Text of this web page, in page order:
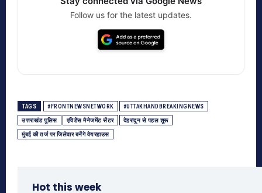
Follow us for the latest updates.
TAGS #FRONTNEWSNETWORK #UTTAKHANDBREAKINGNEWS
उत्तराखंड पुलिस एविडेंस मैनेजमेंट सेंटर देहरादून से पहल शुरू
मुंबई की तर्ज पर जिलेवार बनेंगे वेयरहाउस
Hot this week